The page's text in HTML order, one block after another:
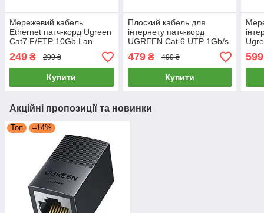
Мережевий кабель
Ethernet патч-корд Ugreen
Cat7 F/FTP 10Gb Lan
Cable 1м (чорний) NW107
249 ₴ 299 ₴
Купити
Плоский кабель для
інтернету патч-корд
UGREEN Cat 6 UTP 1Gb/s
Ethernet Cable 15м
(чорний) NW102
479₴ 499 ₴
Купити
599
Акційні пропозиції та новинки
Топ –14%